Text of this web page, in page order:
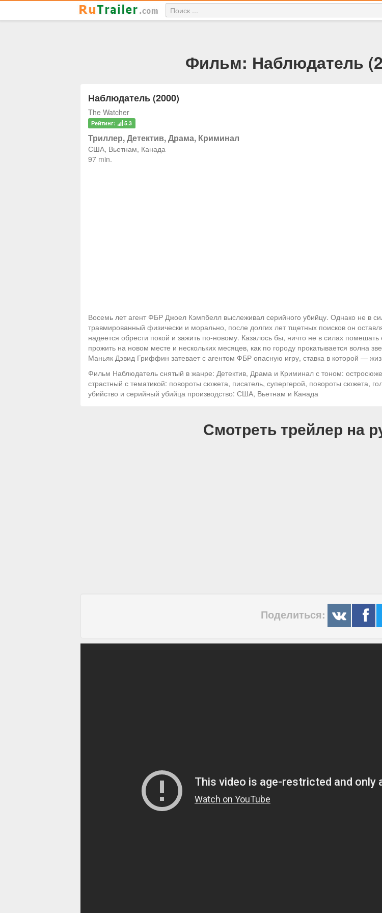
Фильм: Наблюдатель
Наблюдатель (2000)
The Watcher
Рейтинг: 5.3
Триллер, Детектив, Драма, Криминал
США, Вьетнам, Канада
97 min.
Восемь лет агент ФБР Джоел Кэмпбелл выслеживал серийного убийцу. Однако не в
травмированный физически и морально, после долгих лет тщетных поисков он
надеется обрести покой и зажить по-новому. Казалось бы, ничто не в силах
прожить на новом месте и нескольких месяцев, как по городу прокатывается волна
Маньяк Дэвид Гриффин затевает с агентом ФБР опасную игру, ставка в которой —
Фильм Наблюдатель снятый в жанре: Детектив, Драма и Криминал с тоном:
страстный с тематикой: повороты сюжета, писатель, супергерой, повороты сюжета,
убийство и серийный убийца производство: США, Вьетнам и Канада
Смотреть трейлер на
Поделиться: